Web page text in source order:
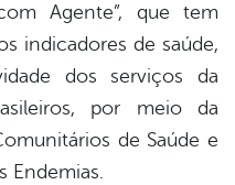
Agente”, que tem
indicadores de saúde,
dos serviços da
por meio da
de Saúde e
Endemias.